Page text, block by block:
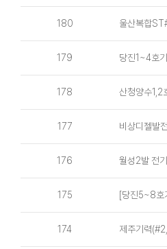
180 울산복합
179 당진1~4호
178 산청양수1,2
177 비상디젤발
176 월성2발 전
175 [당진5~8호
174 제주기력